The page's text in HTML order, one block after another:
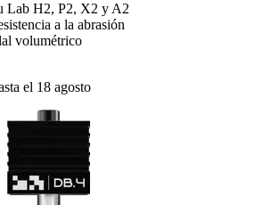
Lab H2, P2, X2 y A2
a la abrasión
volumétrico
el 18 agosto